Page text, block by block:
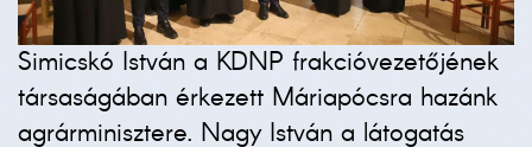
Simicskó István a KDNP frakcióvezetőjének
társaságában érkezett Máriapócsra hazánk
agrárminisztere. Nagy István a látogatás